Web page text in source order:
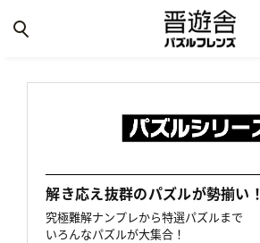
解き応え抜群のパズルが勢揃い！
究極難解ナンプレから特選パズルまで
いろんなパズルが大集合！